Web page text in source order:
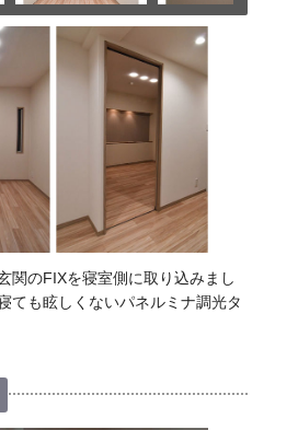
関のFIXを寝室側に取り込みまし
ても眩しくないパネルミナ調光タ